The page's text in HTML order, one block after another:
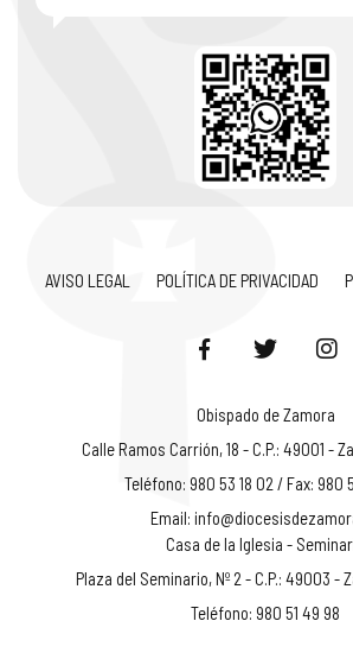
AVISO LEGAL POLÍTICA DE PRIVACIDAD
Obispado de Zamora
Calle Ramos Carrión, 18 - C.P.: 49001 -
Teléfono: 980 53 18 02 / Fax: 980
Email:
Casa de la Iglesia -
Plaza del Seminario, Nº 2 - C.P.: 49003 -
Teléfono: 980 51 49 98